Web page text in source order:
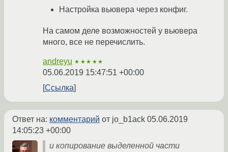
Настройка вьювера через конфиг.
На самом деле возможностей у вьювера
много, все не перечислить.
andreyu ★★★★★
05.06.2019 15:47:51 +00:00
Ссылка
Ответ на: комментарий от jo_b1ack 05.06.2019
14:05:23 +00:00
и копирование выделенной части